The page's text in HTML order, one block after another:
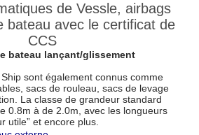
de Vessle, airbags
bateau avec le certificat de
CCS
bateau lançant/glissement
sont également connus comme
sacs de rouleau, sacs de levage
La classe de grandeur standard
0.8m à de 2.0m, avec les longueurs
utile” et encore plus.